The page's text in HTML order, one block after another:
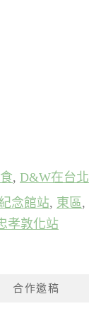
, D&W在台北
念館站, 東區,
孝敦化站
合作邀稿